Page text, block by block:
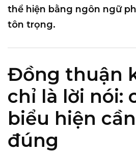
thể hiện bằng ngôn ngữ
tôn trọng.
Đồng thuận
chỉ là lời nói:
biểu hiện
đúng